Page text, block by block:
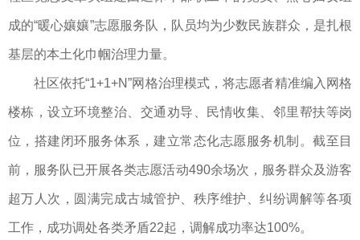
成的“暖心孃孃”志愿服务队，队员均为少数民族群众，是扎根
基层的本土化巾帼治理力量。
社区依托“1+1+N”网格治理模式，将志愿者精准编入网格
楼栋，设立环境整治、交通劝导、民情收集、邻里帮扶等岗
位，搭建闭环服务体系，建立常态化志愿服务机制。截至目
前，服务队已开展各类志愿活动490余场次，服务群众及游客
超万人次，圆满完成古城管护、秩序维护、纠纷调解等各项
工作，成功调处各类矛盾22起，调解成功率达100%。